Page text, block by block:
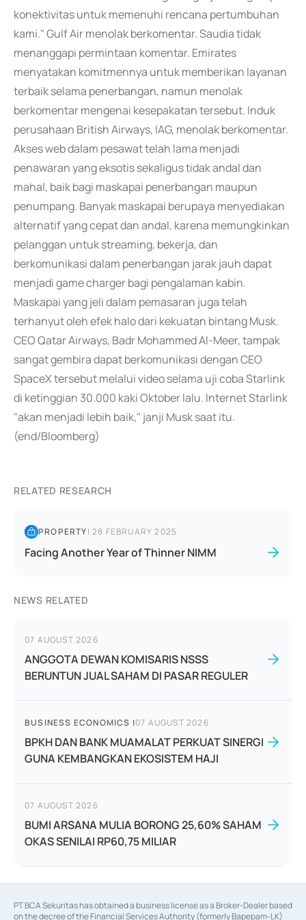
konektivitas untuk memenuhi rencana pertumbuhan
kami." Gulf Air menolak berkomentar. Saudia tidak
menanggapi permintaan komentar. Emirates
menyatakan komitmennya untuk memberikan layanan
terbaik selama penerbangan, namun menolak
berkomentar mengenai kesepakatan tersebut. Induk
perusahaan British Airways, IAG, menolak berkomentar.
Akses web dalam pesawat telah lama menjadi
penawaran yang eksotis sekaligus tidak andal dan
mahal, baik bagi maskapai penerbangan maupun
penumpang. Banyak maskapai berupaya menyediakan
alternatif yang cepat dan andal, karena memungkinkan
pelanggan untuk streaming, bekerja, dan
berkomunikasi dalam penerbangan jarak jauh dapat
menjadi game charger bagi pengalaman kabin.
Maskapai yang jeli dalam pemasaran juga telah
terhanyut oleh efek halo dari kekuatan bintang Musk.
CEO Qatar Airways, Badr Mohammed Al-Meer, tampak
sangat gembira dapat berkomunikasi dengan CEO
SpaceX tersebut melalui video selama uji coba Starlink
di ketinggian 30.000 kaki Oktober lalu. Internet Starlink
"akan menjadi lebih baik," janji Musk saat itu.
(end/Bloomberg)
RELATED RESEARCH
PROPERTY|28 FEBRUARY 2025
Facing Another Year of Thinner NIMM
NEWS RELATED
07 AUGUST 2026
ANGGOTA DEWAN KOMISARIS NSSS
BERUNTUN JUAL SAHAM DI PASAR REGULER
BUSINESS ECONOMICS |07 AUGUST 2026
BPKH DAN BANK MUAMALAT PERKUAT SINERGI
GUNA KEMBANGKAN EKOSISTEM HAJI
07 AUGUST 2026
BUMI ARSANA MULIA BORONG 25,60% SAHAM
OKAS SENILAI RP60,75 MILIAR
PT BCA Sekuritas has obtained a business license as a Broker-Dealer based
on the decree of the Financial Services Authority (formerly Bapepam-LK)